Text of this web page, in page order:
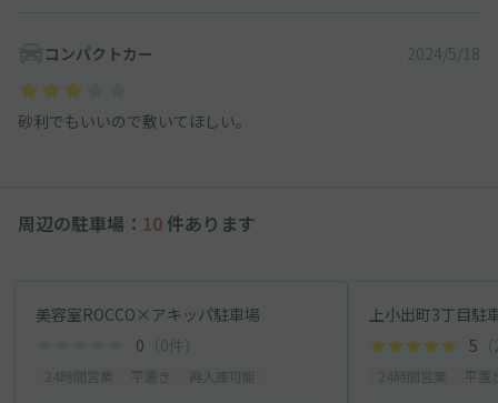
コンパクトカー 2024/5/18
砂利でもいいので敷いてほしい。
周辺の駐車場： 10 件あります
美容室ROCCO×アキッパ駐車場
0 （0件）
上小出町3丁目
5